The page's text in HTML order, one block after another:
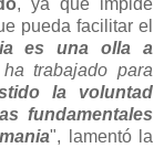
, ya que impide
pueda facilitar el
es una olla a
trabajado para
la voluntad
fundamentales
", lamentó la